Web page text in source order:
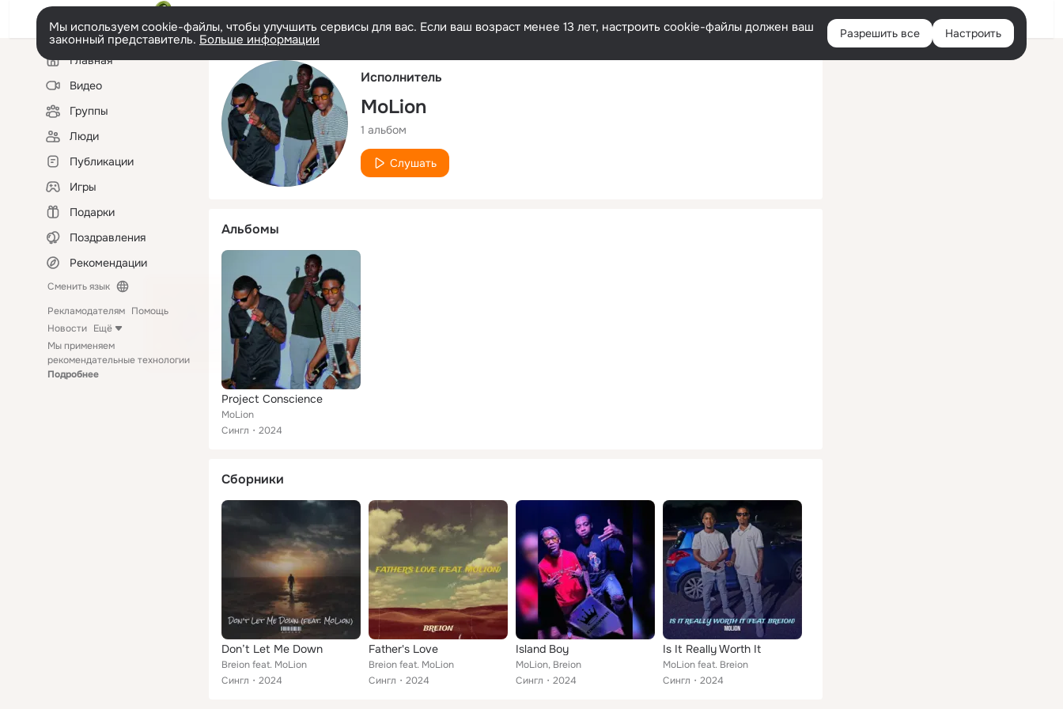
Русский Войти
Мы используем cookie-файлы, чтобы улучшить сервисы для вас. Если ваш возраст менее 13 лет, настроить cookie-файлы должен ваш
законный представитель. Больше информации Разрешить все Настроить
Левая
колонкаГлавная
Видео
Группы
Люди
Публикации
Игры
Подарки
Поздравления
Рекомендации
Сменить язык
Рекламодателям Помощь
Новости Ещё
Мы применяем
рекомендательные технологии
Подробнее
Исполнитель
MoLion
1 альбом
Слушать
Альбомы
Project Conscience
MoLion
Сингл
2024
Сборники
Don’t Let Me Down
Breion feat. MoLion
Сингл
2024
Father's Love
Breion feat. MoLion
Сингл
2024
Island Boy
MoLion, Breion
Сингл
2024
Is It Really Worth It
MoLion feat. Breion
Сингл
2024